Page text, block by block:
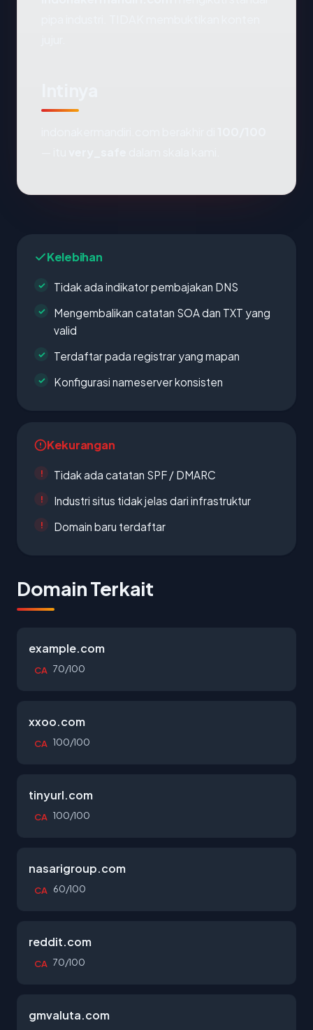
Kelebihan
Tidak ada indikator pembajakan DNS
Mengembalikan catatan SOA dan TXT yang
valid
Terdaftar pada registrar yang mapan
Konfigurasi nameserver konsisten
Kekurangan
Tidak ada catatan SPF / DMARC
Industri situs tidak jelas dari infrastruktur
Domain baru terdaftar
Domain Terkait
example.com
CA 70/100
xxoo.com
CA 100/100
tinyurl.com
CA 100/100
nasarigroup.com
CA 60/100
reddit.com
CA 70/100
gmvaluta.com